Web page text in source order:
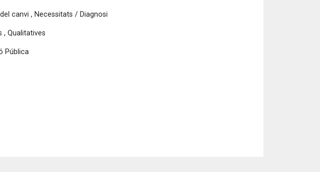
canvi , Necessitats / Diagnosi
, Qualitatives
Pública